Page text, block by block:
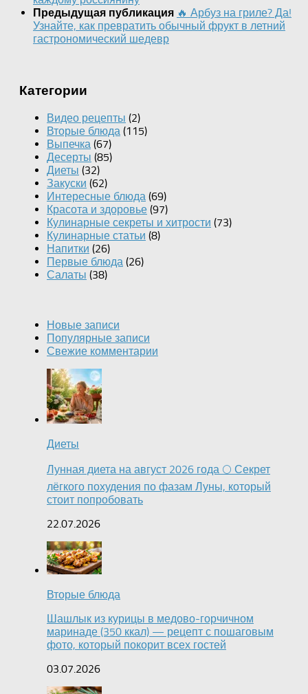
Предыдущая публикация 🔥 Арбуз на гриле? Да!
Узнайте, как превратить обычный фрукт в летний
гастрономический шедевр
Категории
Видео рецепты (2)
Вторые блюда (115)
Выпечка (67)
Десерты (85)
Диеты (32)
Закуски (62)
Интересные блюда (69)
Красота и здоровье (97)
Кулинарные секреты и хитрости (73)
Кулинарные статьи (8)
Напитки (26)
Первые блюда (26)
Салаты (38)
Новые записи
Популярные записи
Свежие комментарии
Диеты
Лунная диета на август 2026 года 🌕 Секрет
лёгкого похудения по фазам Луны, который
стоит попробовать
22.07.2026
Вторые блюда
Шашлык из курицы в медово-горчичном
маринаде (350 ккал) — рецепт с пошаговым
фото, который покорит всех гостей
03.07.2026